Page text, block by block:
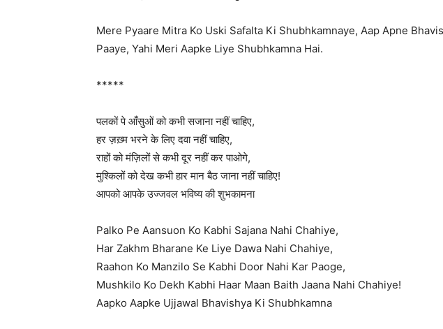
Mere Pyaare Mitra Ko Uski Safalta Ki Shubhkamnaye, Aap Apne
Paaye, Yahi Meri Aapke Liye Shubhkamna Hai.
*****
पलकों पे आँसुओं को कभी सजाना नहीं चाहिए,
हर ज़ख़्म भरने के लिए दवा नहीं चाहिए,
राहों को मंज़िलों से कभी दूर नहीं कर पाओगे,
मुश्किलों को देख कभी हार मान बैठ जाना नहीं चाहिए!
आपको आपके उज्जवल भविष्य की शुभकामना
Palko Pe Aansuon Ko Kabhi Sajana Nahi Chahiye,
Har Zakhm Bharane Ke Liye Dawa Nahi Chahiye,
Raahon Ko Manzilo Se Kabhi Door Nahi Kar Paoge,
Mushkilo Ko Dekh Kabhi Haar Maan Baith Jaana Nahi Chahiye!
Aapko Aapke Ujjawal Bhavishya Ki Shubhkamna